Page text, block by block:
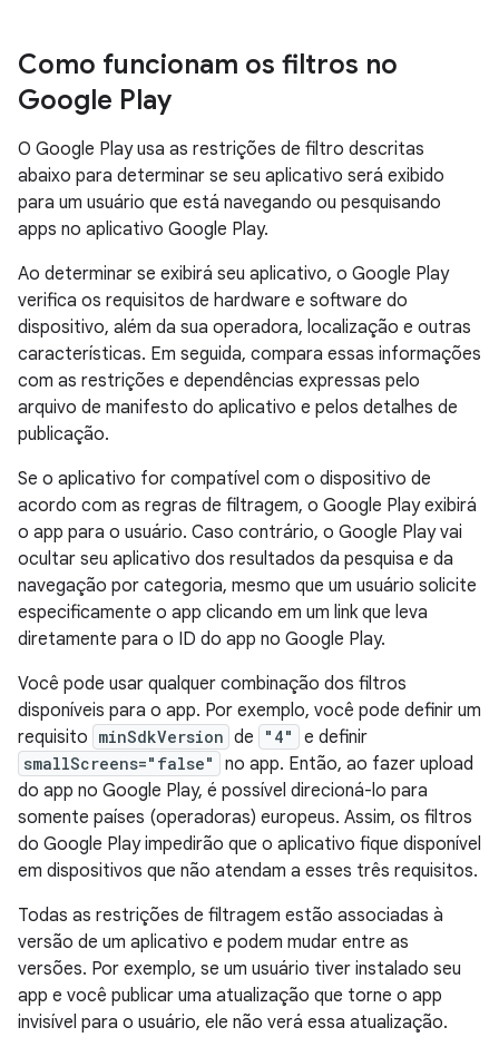
Como funcionam os filtros no
Google Play
O Google Play usa as restrições de filtro descritas
abaixo para determinar se seu aplicativo será exibido
para um usuário que está navegando ou pesquisando
apps no aplicativo Google Play.
Ao determinar se exibirá seu aplicativo, o Google Play
verifica os requisitos de hardware e software do
dispositivo, além da sua operadora, localização e outras
características. Em seguida, compara essas informações
com as restrições e dependências expressas pelo
arquivo de manifesto do aplicativo e pelos detalhes de
publicação.
Se o aplicativo for compatível com o dispositivo de
acordo com as regras de filtragem, o Google Play exibirá
o app para o usuário. Caso contrário, o Google Play vai
ocultar seu aplicativo dos resultados da pesquisa e da
navegação por categoria, mesmo que um usuário solicite
especificamente o app clicando em um link que leva
diretamente para o ID do app no Google Play.
Você pode usar qualquer combinação dos filtros
disponíveis para o app. Por exemplo, você pode definir um
requisito minSdkVersion de "4" e definir
smallScreens="false"
no app. Então, ao fazer upload
do app no Google Play, é possível direcioná-lo para
somente países (operadoras) europeus. Assim, os filtros
do Google Play impedirão que o aplicativo fique disponível
em dispositivos que não atendam a esses três requisitos.
Todas as restrições de filtragem estão associadas à
versão de um aplicativo e podem mudar entre as
versões. Por exemplo, se um usuário tiver instalado seu
app e você publicar uma atualização que torne o app
invisível para o usuário, ele não verá essa atualização.